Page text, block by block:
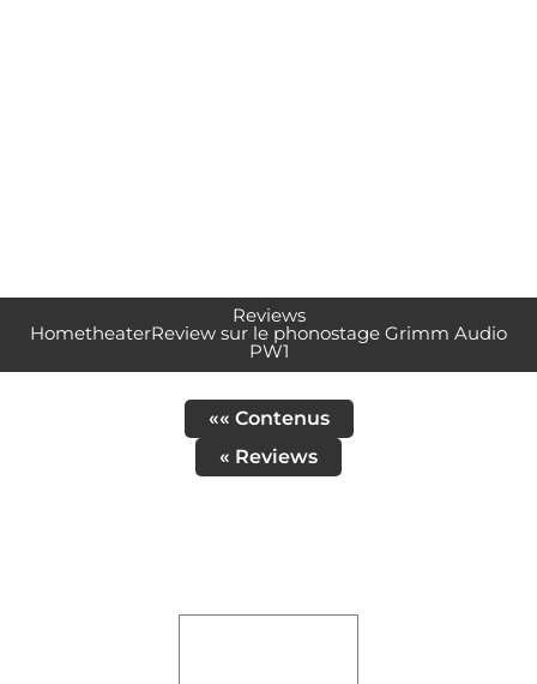
Reviews
HometheaterReview sur le phonostage Grimm Audio
PW1
«« Contenus
« Reviews